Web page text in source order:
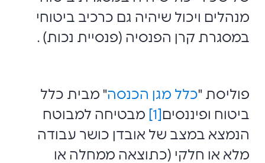
מנהלים ויכול שיהיה גם כרכיב ביטוחי
במסגרת קרן הפנסיה (פנסיית נכות) .
פוליסת "כלל מגן הכנסה" מבית כלל
ביטוח ופיננסים
מבטיחה למבוטח
הנמצא במצב של אובדן כושר עבודה
מלא או חלקי (כתוצאה ממחלה ‏או